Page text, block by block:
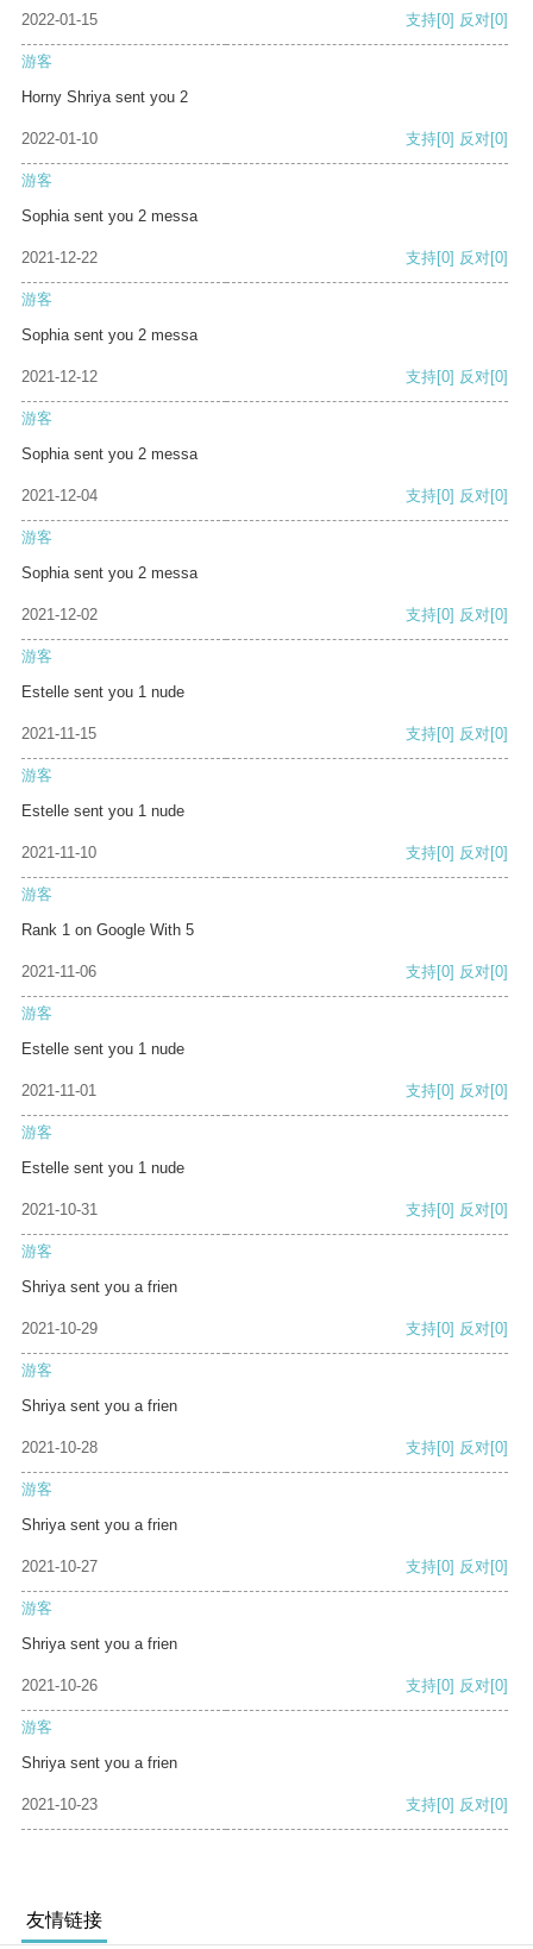
2022-01-15 支持[0] 反对[0]
游客
Horny Shriya sent you 2
2022-01-10 支持[0] 反对[0]
游客
Sophia sent you 2 messa
2021-12-22 支持[0] 反对[0]
游客
Sophia sent you 2 messa
2021-12-12 支持[0] 反对[0]
游客
Sophia sent you 2 messa
2021-12-04 支持[0] 反对[0]
游客
Sophia sent you 2 messa
2021-12-02 支持[0] 反对[0]
游客
Estelle sent you 1 nude
2021-11-15 支持[0] 反对[0]
游客
Estelle sent you 1 nude
2021-11-10 支持[0] 反对[0]
游客
Rank 1 on Google With 5
2021-11-06 支持[0] 反对[0]
游客
Estelle sent you 1 nude
2021-11-01 支持[0] 反对[0]
游客
Estelle sent you 1 nude
2021-10-31 支持[0] 反对[0]
游客
Shriya sent you a frien
2021-10-29 支持[0] 反对[0]
游客
Shriya sent you a frien
2021-10-28 支持[0] 反对[0]
游客
Shriya sent you a frien
2021-10-27 支持[0] 反对[0]
游客
Shriya sent you a frien
2021-10-26 支持[0] 反对[0]
游客
Shriya sent you a frien
2021-10-23 支持[0] 反对[0]
友情链接